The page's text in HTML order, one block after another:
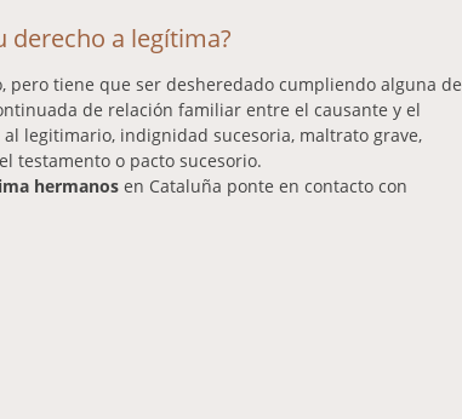
derecho a legítima?
tiene que ser desheredado cumpliendo alguna de
de relación familiar entre el causante y el
legitimario, indignidad sucesoria, maltrato grave,
testamento o pacto sucesorio.
hermanos en Cataluña ponte en contacto con